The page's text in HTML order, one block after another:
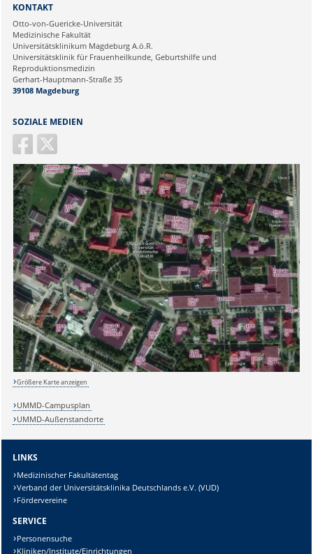
Ihre E-Mailadresse:
Ihr Anliegen:
Sicherheitsabfrage:
Lösung:
SOZIALE MEDIEN
KONTAKT
Otto-von-Guericke-Universität
Medizinische Fakultät
Universitätsklinikum Magdeburg A.ö.R.
Universitätsklinik für Frauenheilkunde, Geburtshilfe und
Reproduktionsmedizin
Gerhart-Hauptmann-Straße 35
39108 Magdeburg
Größere Karte anzeigen
UMMD-Campusplan
UMMD-Außenstandorte
LINKS
Medizinischer Fakultätentag
Verband der Universitätsklinika Deutschlands e.V. (VUD)
Fördervereine
SERVICE
Personensuche
Kliniken/Institute/Einrichtungen